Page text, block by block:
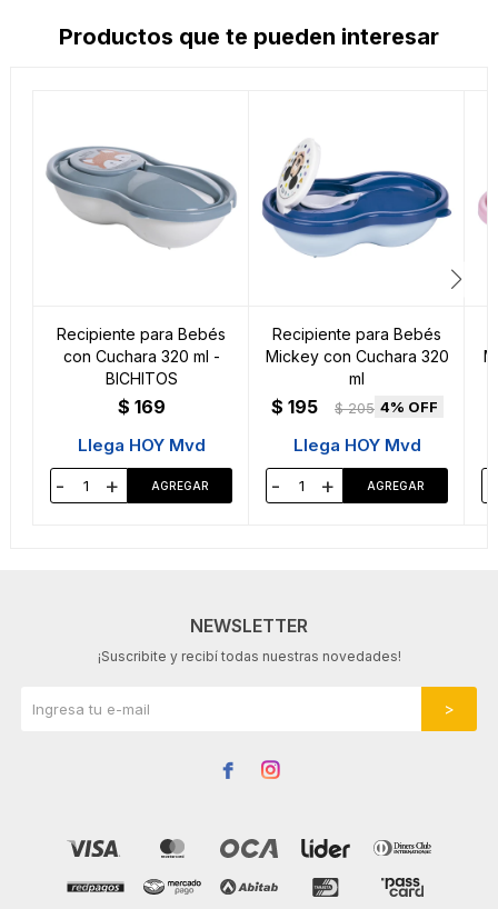
Productos que te pueden interesar
Recipiente para Bebés
con Cuchara 320 ml -
BICHITOS
$ 169
Llega HOY Mvd
- +
Recipiente para Bebés
Mickey con Cuchara 320
ml
$ 195 $ 205 4
Llega HOY Mvd
- +
NEWSLETTER
¡Suscribite y recibí todas nuestras novedades!
 